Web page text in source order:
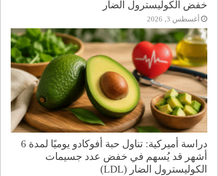
خفض الكوليسترول الضار
أغسطس 3, 2026
دراسة أميركية: تناول حبة أفوكادو يوميًا لمدة 6
أشهر قد يُسهم في خفض عدد جسيمات
الكوليسترول الضار (LDL)